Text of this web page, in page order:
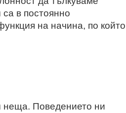
в постоянно
на начина, по който
неща. Поведението ни